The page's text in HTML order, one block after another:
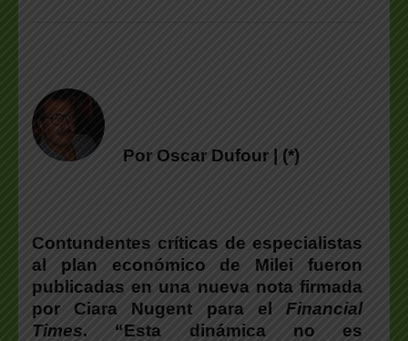
Por Oscar Dufour | (*)
Contundentes críticas de especialistas
al plan económico de Milei fueron
publicadas en una nueva nota firmada
por Ciara Nugent para el Financial
Times. “Esta dinámica no es